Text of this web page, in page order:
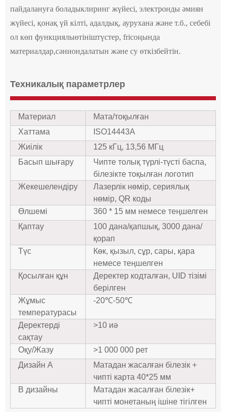
пайдалануға боладыклиринг жүйесі, электронды әмиян
жүйесі, қонақ үй кілті, адалдық, аурухана және т.б., себебі
ол көп функциялыөтініштүстер, friсоңында
материалдар,сәниондалатын және су өткізбейтін.
Техникалық параметрлер
Материал
Мата/тоқылған
Хаттама
ISO14443A
Жиілік
125 кГц, 13,56 МГц
Басып шығару
Чипте толық түрлі-түсті баспа,
білезікте тоқылған логотип
Жекешелендіру
Лазерлік нөмір, сериялық
нөмір, QR коды
Өлшемі
360 * 15 мм немесе теңшелген
Қаптау
100 дана/қапшық, 3000 дана/
қорап
Түс
Көк, қызыл, сұр, сары, қара
немесе теңшелген
Қосылған құн
Деректер кодталған, UID тізімі
берілген
Жұмыс
температурасы
-20℃-50℃
Деректерді
сақтау
>10 иә
Оқу/Жазу
>1 000 000 рет
Дизайн A
Матадан жасалған білезік +
чипті карта 40*25 мм
B дизайны
Матадан жасалған білезік+
чипті монетаның ішіне тігілген